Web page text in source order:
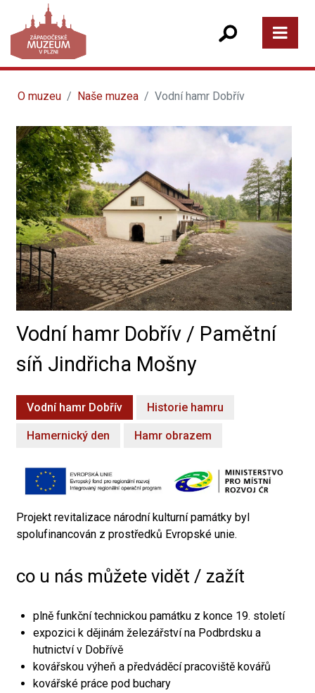
O muzeu Naše muzea Vodní hamr Dobřív
Vodní hamr Dobřív / Pamětní
síň Jindřicha Mošny
Vodní hamr Dobřív Historie hamru
Hamernický den Hamr obrazem
Projekt revitalizace národní kulturní památky byl
spolufinancován z prostředků Evropské unie.
co u nás můžete vidět / zažít
plně funkční technickou památku z konce 19. století
expozici k dějinám železářství na Podbrdsku a
hutnictví v Dobřívě
kovářskou výheň a předváděcí pracoviště kovářů
kovářské práce pod buchary